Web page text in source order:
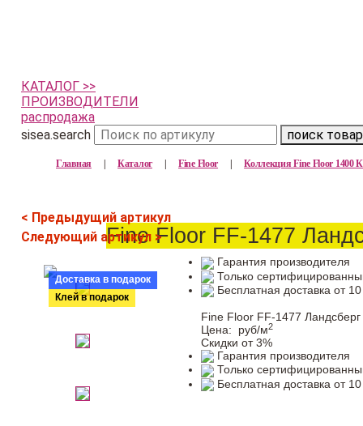
КАТАЛОГ >>
ПРОИЗВОДИТЕЛИ
распродажа
sisea.search
поиск
Главная Каталог Fine Floor Коллекция Fine Floor
< Предыдущий артикул
Следующий артикул >Fine Floor FF-1477
Доставка в подарок
Клей в подарок
Гарантия производителя
Только
Бесплатная доставка от
Fine Floor FF-1477 Ландсберг
Цена:
руб/м2
Скидки от 3%
Гарантия производителя
Только
Бесплатная доставка от